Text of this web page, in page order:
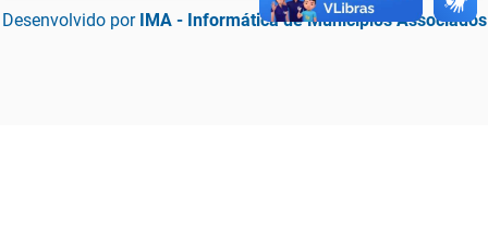
Desenvolvido por IMA - Informática de Municípios Associados